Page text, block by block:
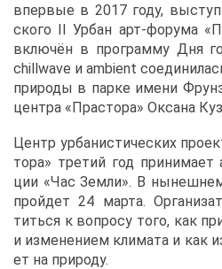
впер­вые в 2017 го­ду,
ско­го II Ур­бан арт-фо­ру­ма
вклю­чён в про­грам­му Дня
chillwave и ambient
при­ро­ды в пар­ке име­ни
цен­тра «Прас­то­ра» Ок­са­на
Центр ур­ба­ни­сти­че­ских
то­ра» тре­тий год
ции «Час Зем­ли». В
прой­дет 24 мар­та.
тить­ся к во­про­су то­го, как
и из­ме­не­ни­ем кли­ма­та и как
ет на при­ро­ду.